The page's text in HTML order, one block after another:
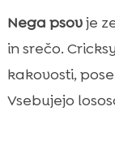
Nega psovje
in srečo.
kakovosti,
Vsebujejo